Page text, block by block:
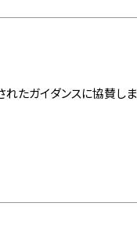
れたガイダンスに協賛しま